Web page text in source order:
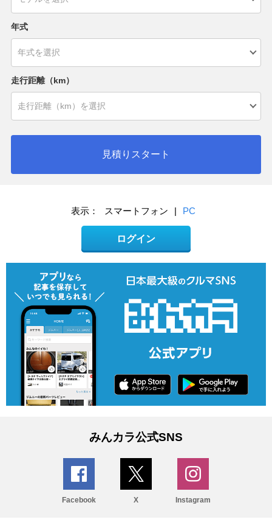
年式
走行距離（km）
見積りスタート
表示： スマートフォン | PC
ログイン
みんカラ公式SNS
Facebook X Instagram